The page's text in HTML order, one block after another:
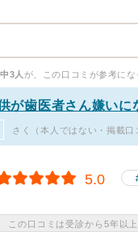
3人 が、この口コミが参考にな
が歯医者さん嫌いに
さく（本人ではない・掲載口
5.0
この口コミは受診から5年以